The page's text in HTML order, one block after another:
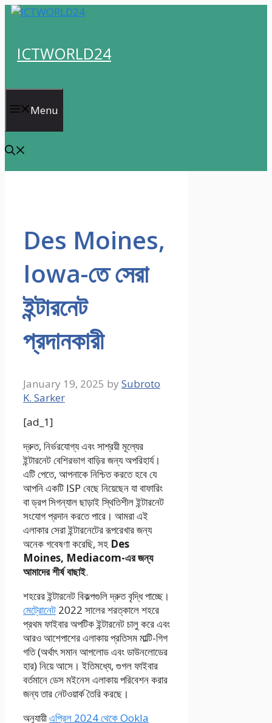
Skip
ICTWORLD24
Menu
Des Moines,
Iowa-তে সেরা
ইন্টারনেট
প্রদানকারী
January 19, 2025 by Subroto
K. Sarker
[ad_1]
দ্রুত, নির্ভরযোগ্য এবং সাশ্রয়ী মূল্যের
ইন্টারনেট বেশিরভাগ বাড়ির জন্য অপরিহার্য।
এটি পেতে, আপনাকে নিশ্চিত করতে হবে যে
আপনি একটি ISP বেছে নিয়েছেন যা বাফারিং
বা ড্রপ সিগন্যাল ছাড়াই স্থিতিশীল ইন্টারনেট
সংযোগ প্রদান করতে পারে। আমরা এই
এলাকার সেরা ইন্টারনেটের রূপরেখার জন্য
অনেক গবেষণা করেছি, সহ Des
Moines, Mediacom-এর জন্য
আমাদের শীর্ষ বাছাই.
শহরের ইন্টারনেট বিকল্পগুলি দ্রুত বৃদ্ধি পাচ্ছে।
মেট্রোনেট 2022 সালের শরত্কালে শহরে
প্রথম ফাইবার অপটিক ইন্টারনেট চালু করে এবং
আরও আশেপাশের এলাকায় প্রতিসম মাল্টি-গিগ
গতি (অর্থাৎ সমান আপলোড এবং ডাউনলোডের
হার) নিয়ে আসে। ইতিমধ্যে, গুগল ফাইবার
বর্তমানে ডেস মইনেস এলাকায় পরিবেশন করার
জন্য তার নেটওয়ার্ক তৈরি করছে।
অনুযায়ীএপ্রিল 2024 থেকে Ookla